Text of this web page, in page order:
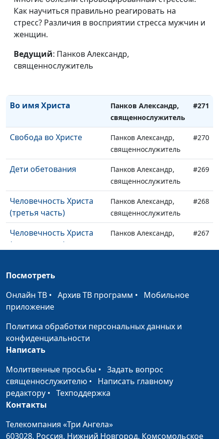
Как научиться правильно реагировать на
стресс? Различия в восприятии стресса мужчин и
женщин.
Ведущий: Панков Александр,
священнослужитель
Жизненные заботы
Панков Александр,
священнослужитель
Бремена друг друга
священнослужитель
Жизнь по Духу
Во имя Христа
Панков Александр,
священнослужитель
#271
Свобода во Христе
Панков Александр,
священнослужитель
#270
Дети обетования
Панков Александр,
священнослужитель
#269
Человечность Христа
(третья часть)
Панков Александр,
священнослужитель
#268
Человечность Христа
(вторая часть)
Панков Александр,
#267
(первая часть)
Утверждение
наследства
Панков Александр,
Предназначение
закона
Панков Александр,
священнослужитель
Распятая любовь
Сила Христа
Панков Александр,
священнослужитель
Посмотреть
Онлайн ТВ • Архив ТВ программ • Мобильное
приложение
Политика обработки персональных данных и
конфиденциальности
Написать
Молитвенные просьбы • Задать вопрос
священнослужителю • Написать главному
редактору • Техподдержка
Контакты
Телекомпания «Три Ангела»
603028, Россия, Нижний Новгород, Комсомольское